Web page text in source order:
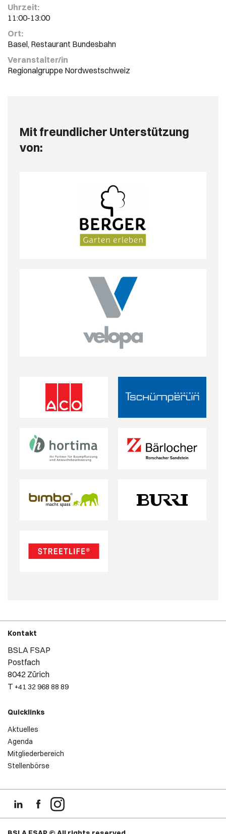
Uhrzeit:
11:00-13:00
Ort:
Basel, Restaurant Bundesbahn
Veranstalter/in
Regionalgruppe Nordwestschweiz
Mit freundlicher Unterstützung
von:
Kontakt
BSLA FSAP
Postfach
8042 Zürich
T +41 32 968 88 89
Quicklinks
Aktuelles
Agenda
Mitgliederbereich
Stellenbörse